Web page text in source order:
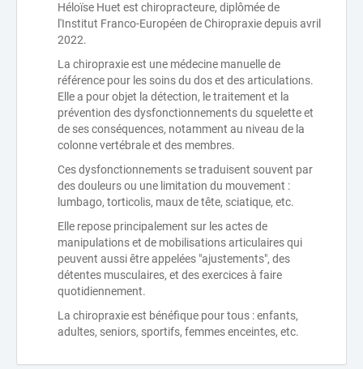
Héloïse Huet est chiropracteure, diplômée de
l'Institut Franco-Européen de Chiropraxie depuis avril
2022.
La chiropraxie est une médecine manuelle de
référence pour les soins du dos et des articulations.
Elle a pour objet la détection, le traitement et la
prévention des dysfonctionnements du squelette et
de ses conséquences, notamment au niveau de la
colonne vertébrale et des membres.
Ces dysfonctionnements se traduisent souvent par
des douleurs ou une limitation du mouvement :
lumbago, torticolis, maux de tête, sciatique, etc.
Elle repose principalement sur les actes de
manipulations et de mobilisations articulaires qui
peuvent aussi être appelées "ajustements", des
détentes musculaires, et des exercices à faire
quotidiennement.
La chiropraxie est bénéfique pour tous : enfants,
adultes, seniors, sportifs, femmes enceintes, etc.